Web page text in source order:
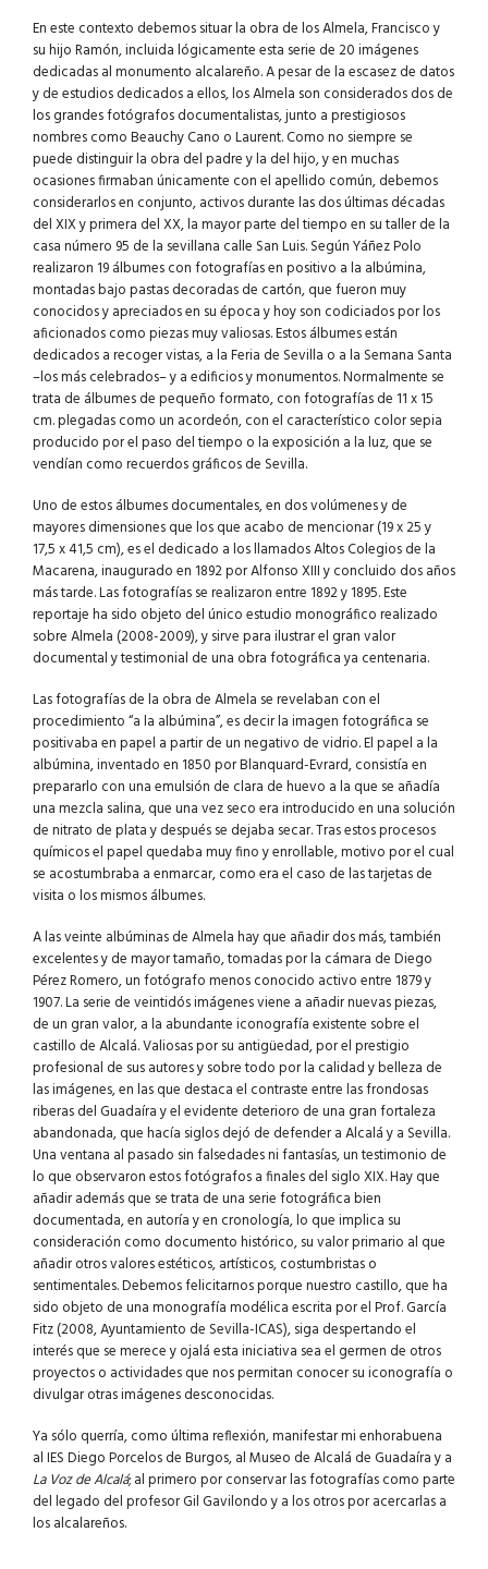
En este contexto debemos situar la obra de los Almela, Francisco y
su hijo Ramón, incluida lógicamente esta serie de 20 imágenes
dedicadas al monumento alcalareño. A pesar de la escasez de datos
y de estudios dedicados a ellos, los Almela son considerados dos de
los grandes fotógrafos documentalistas, junto a prestigiosos
nombres como Beauchy Cano o Laurent. Como no siempre se
puede distinguir la obra del padre y la del hijo, y en muchas
ocasiones firmaban únicamente con el apellido común, debemos
considerarlos en conjunto, activos durante las dos últimas décadas
del XIX y primera del XX, la mayor parte del tiempo en su taller de la
casa número 95 de la sevillana calle San Luis. Según Yáñez Polo
realizaron 19 álbumes con fotografías en positivo a la albúmina,
montadas bajo pastas decoradas de cartón, que fueron muy
conocidos y apreciados en su época y hoy son codiciados por los
aficionados como piezas muy valiosas. Estos álbumes están
dedicados a recoger vistas, a la Feria de Sevilla o a la Semana Santa
–los más celebrados– y a edificios y monumentos. Normalmente se
trata de álbumes de pequeño formato, con fotografías de 11 x 15
cm. plegadas como un acordeón, con el característico color sepia
producido por el paso del tiempo o la exposición a la luz, que se
vendían como recuerdos gráficos de Sevilla.
Uno de estos álbumes documentales, en dos volúmenes y de
mayores dimensiones que los que acabo de mencionar (19 x 25 y
17,5 x 41,5 cm), es el dedicado a los llamados Altos Colegios de la
Macarena, inaugurado en 1892 por Alfonso XIII y concluido dos años
más tarde. Las fotografías se realizaron entre 1892 y 1895. Este
reportaje ha sido objeto del único estudio monográfico realizado
sobre Almela (2008-2009), y sirve para ilustrar el gran valor
documental y testimonial de una obra fotográfica ya centenaria.
Las fotografías de la obra de Almela se revelaban con el
procedimiento “a la albúmina”, es decir la imagen fotográfica se
positivaba en papel a partir de un negativo de vidrio. El papel a la
albúmina, inventado en 1850 por Blanquard-Evrard, consistía en
prepararlo con una emulsión de clara de huevo a la que se añadía
una mezcla salina, que una vez seco era introducido en una solución
de nitrato de plata y después se dejaba secar. Tras estos procesos
químicos el papel quedaba muy fino y enrollable, motivo por el cual
se acostumbraba a enmarcar, como era el caso de las tarjetas de
visita o los mismos álbumes.
A las veinte albúminas de Almela hay que añadir dos más, también
excelentes y de mayor tamaño, tomadas por la cámara de Diego
Pérez Romero, un fotógrafo menos conocido activo entre 1879 y
1907. La serie de veintidós imágenes viene a añadir nuevas piezas,
de un gran valor, a la abundante iconografía existente sobre el
castillo de Alcalá. Valiosas por su antigüedad, por el prestigio
profesional de sus autores y sobre todo por la calidad y belleza de
las imágenes, en las que destaca el contraste entre las frondosas
riberas del Guadaíra y el evidente deterioro de una gran fortaleza
abandonada, que hacía siglos dejó de defender a Alcalá y a Sevilla.
Una ventana al pasado sin falsedades ni fantasías, un testimonio de
lo que observaron estos fotógrafos a finales del siglo XIX. Hay que
añadir además que se trata de una serie fotográfica bien
documentada, en autoría y en cronología, lo que implica su
consideración como documento histórico, su valor primario al que
añadir otros valores estéticos, artísticos, costumbristas o
sentimentales. Debemos felicitarnos porque nuestro castillo, que ha
sido objeto de una monografía modélica escrita por el Prof. García
Fitz (2008, Ayuntamiento de Sevilla-ICAS), siga despertando el
interés que se merece y ojalá esta iniciativa sea el germen de otros
proyectos o actividades que nos permitan conocer su iconografía o
divulgar otras imágenes desconocidas.
Ya sólo querría, como última reflexión, manifestar mi enhorabuena
al IES Diego Porcelos de Burgos, al Museo de Alcalá de Guadaíra y a
La Voz de Alcalá; al primero por conservar las fotografías como parte
del legado del profesor Gil Gavilondo y a los otros por acercarlas a
los alcalareños.